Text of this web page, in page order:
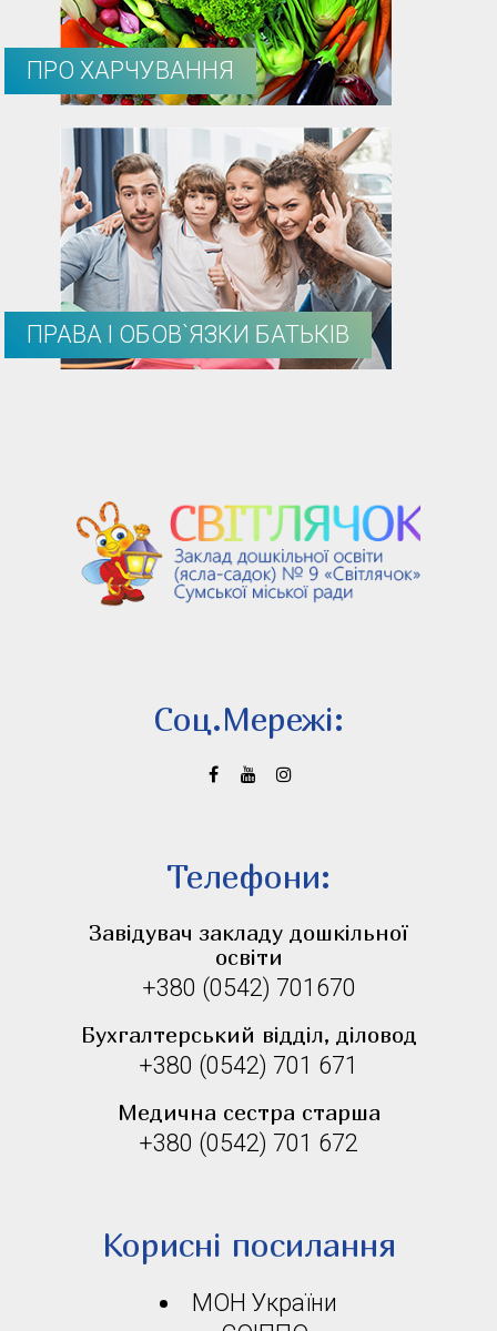
ПРО ХАРЧУВАННЯ
ПРАВА І ОБОВ`ЯЗКИ БАТЬКІВ
Соц.Мережi:
Телефони:
Завідувач закладу дошкільної
освіти
+380 (0542) 701670
Бухгалтерський відділ, діловод
+380 (0542) 701 671
Медична сестра старша
+380 (0542) 701 672
Корисні посилання
МОН України